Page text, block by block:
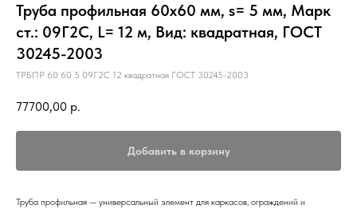
Труба профильная 60х60 мм, s= 5 мм, Марк
ст.: 09Г2С, L= 12 м, Вид: квадратная, ГОСТ
30245-2003
ТРБПР 60 60 5 09Г2С 12 квадратная ГОСТ 30245-2003
77700,00 р.
Добавить в корзину
Труба профильная — универсальный элемент для каркасов, ограждений и